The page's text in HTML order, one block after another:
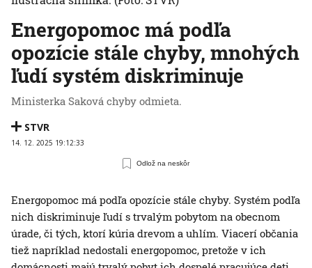
Energopomoc má podľa
opozície stále chyby, mnohých
ľudí systém diskriminuje
Ministerka Saková chyby odmieta.
STVR
14. 12. 2025 19:12:33
Odlož na neskôr
Energopomoc má podľa opozície stále chyby. Systém podľa
nich diskriminuje ľudí s trvalým pobytom na obecnom
úrade, či tých, ktorí kúria drevom a uhlím. Viacerí občania
tiež napríklad nedostali energopomoc, pretože v ich